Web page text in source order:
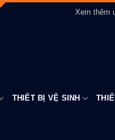
Xem thêm
THIẾT BỊ VỆ SINH